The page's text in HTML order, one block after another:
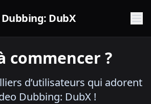
DubX
commencer ?
d’utilisateurs qui adorent
Dubbing: DubX !